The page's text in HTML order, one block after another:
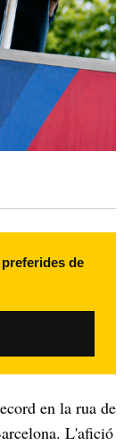
de
en la rua de
L'afició